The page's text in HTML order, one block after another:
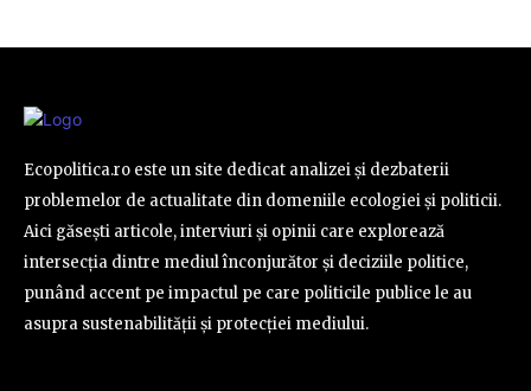
Ecopolitica.ro este un site dedicat analizei și dezbaterii
problemelor de actualitate din domeniile ecologiei și politicii.
Aici găsești articole, interviuri și opinii care explorează
intersecția dintre mediul înconjurător și deciziile politice,
punând accent pe impactul pe care politicile publice le au
asupra sustenabilității și protecției mediului.